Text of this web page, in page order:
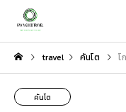
travel คันโต โกดั
คันโต